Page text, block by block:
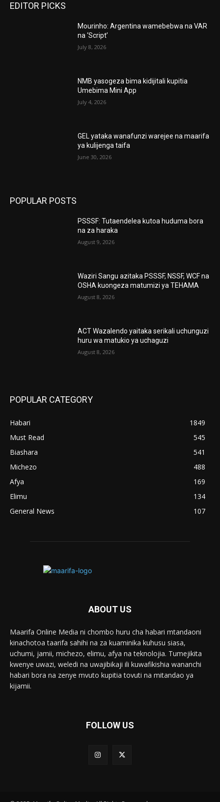
EDITOR PICKS
Mourinho: Argentina wamebebwa na VAR
na ‘Script’
July 8, 2026
NMB yasogeza bima kidijitali kupitia
Umebima Mini App
July 4, 2026
GEL yataka wanafunzi warejee na maarifa
ya kulijenga taifa
June 30, 2026
POPULAR POSTS
PSSSF: Tutaendelea kutoa huduma bora
na za haraka
August 9, 2026
Waziri Sangu azitaka PSSSF, NSSF, WCF na
OSHA kuongeza matumizi ya TEHAMA
August 8, 2026
ACT Wazalendo yaitaka serikali uchunguzi
huru wa matukio ya uchaguzi
August 8, 2026
POPULAR CATEGORY
Habari
1849
Must Read
545
Biashara
541
Michezo
488
Afya
169
Elimu
134
General News
107
ABOUT US
Maarifa Online Media ni chombo huru cha habari mtandaoni
kinachotoa taarifa sahihi na za kuaminika kuhusu siasa,
uchumi, jamii, michezo, elimu, afya na teknolojia. Tumejikita
kwenye uwazi, weledi na uwajibikaji ili kuwafikishia wananchi
habari bora na zenye mvuto kupitia tovuti na mitandao ya
kijamii.
FOLLOW US